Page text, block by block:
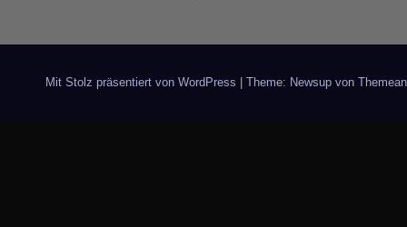
Mit Stolz präsentiert von WordPress Theme: Newsup von